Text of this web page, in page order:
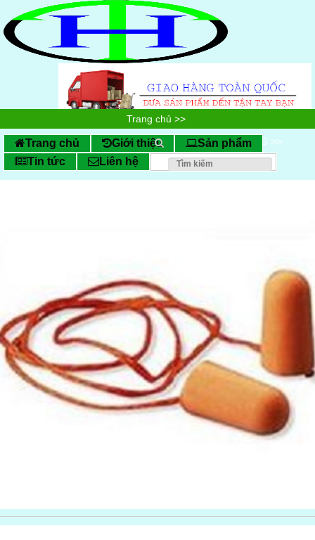
Trang chủ >>
DỤNG CỤ BẢO HỘ LAO ĐỘNG >>
Bảo Vệ Tai
>>
Trang chủ Giới thiệu
Sản phẩm
Tin tức
Liên hệ